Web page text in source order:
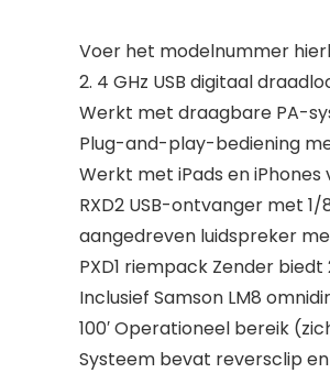
Voer het modelnummer
2. 4 GHz USB digitaal
Werkt met draagbare PA-
Plug-and-play-bediening
Werkt met iPads en
RXD2 USB-ontvanger met
aangedreven luidspreker
PXD1 riempack Zender
Inclusief Samson LM8
100′ Operationeel bereik
Systeem bevat reversclip